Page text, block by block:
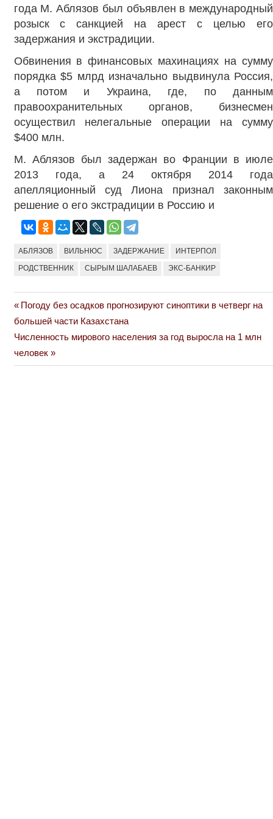
года М. Аблязов был объявлен в международный
розыск с санкцией на арест с целью его
задержания и экстрадиции.
Обвинения в финансовых махинациях на сумму
порядка $5 млрд изначально выдвинула Россия,
а потом и Украина, где, по данным
правоохранительных органов, бизнесмен
осуществил нелегальные операции на сумму
$400 млн.
М. Аблязов был задержан во Франции в июле
2013 года, а 24 октября 2014 года
апелляционный суд Лиона признал законным
решение о его экстрадиции в Россию и
АБЛЯЗОВ ВИЛЬНЮС ЗАДЕРЖАНИЕ ИНТЕРПОЛ
РОДСТВЕННИК СЫРЫМ ШАЛАБАЕВ ЭКС-БАНКИР
Навигация
по
записям
Previous
Post:
Погоду без осадков прогнозируют синоптики в четверг на
большей части Казахстана
Next
Post:
Численность мирового населения за год выросла на 1 млн
человек